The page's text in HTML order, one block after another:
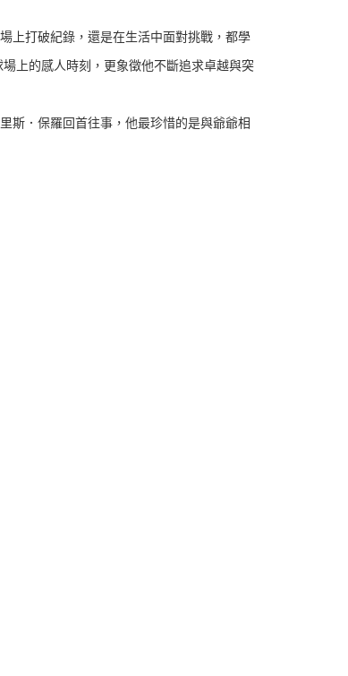
上打破紀錄，還是在生活中面對挑戰，都學
上的感人時刻，更象徵他不斷追求卓越與突
斯．保羅回首往事，他最珍惜的是與爺爺相